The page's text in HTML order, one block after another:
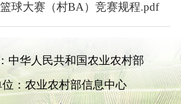
球大赛（村BA）竞赛规程.pdf
中华人民共和国农业农村部
：农业农村部信息中心